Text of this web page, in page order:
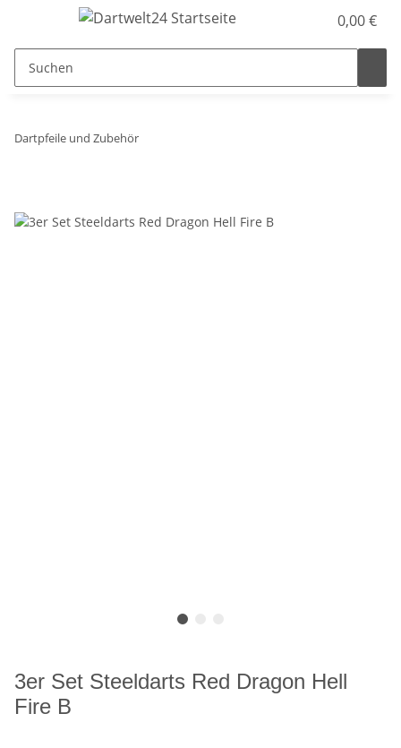
0,00 €
Dartpfeile und Zubehör
3er Set Steeldarts Red Dragon Hell
Fire B